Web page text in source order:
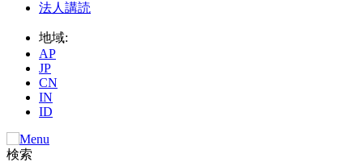
法人講読
地域:
AP
JP
CN
IN
ID
検索